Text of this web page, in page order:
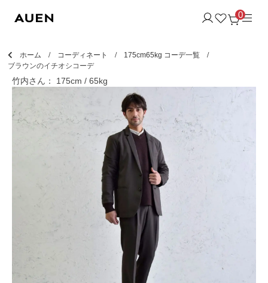
0
ホーム コーディネート
175cm65kg コーデ一覧
ブラウンのイチオシコーデ
竹内さん： 175cm / 65kg